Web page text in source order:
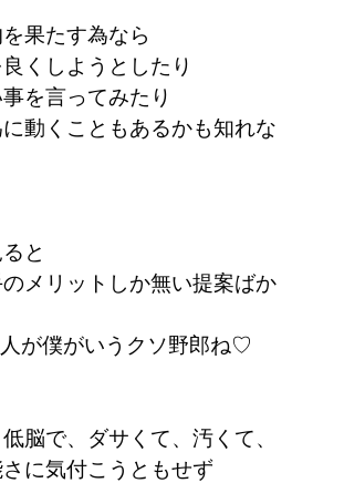
果たす為なら
くしようとしたり
を言ってみたり
動くこともあるかも知れな
と
メリットしか無い提案ばか
が僕がいうクソ野郎ね♡
脳で、ダサくて、汚くて、
に気付こうともせず